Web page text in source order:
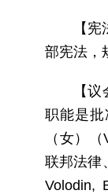
【
部宪法，
【
职能是
（女）
联邦法律
Volodin,